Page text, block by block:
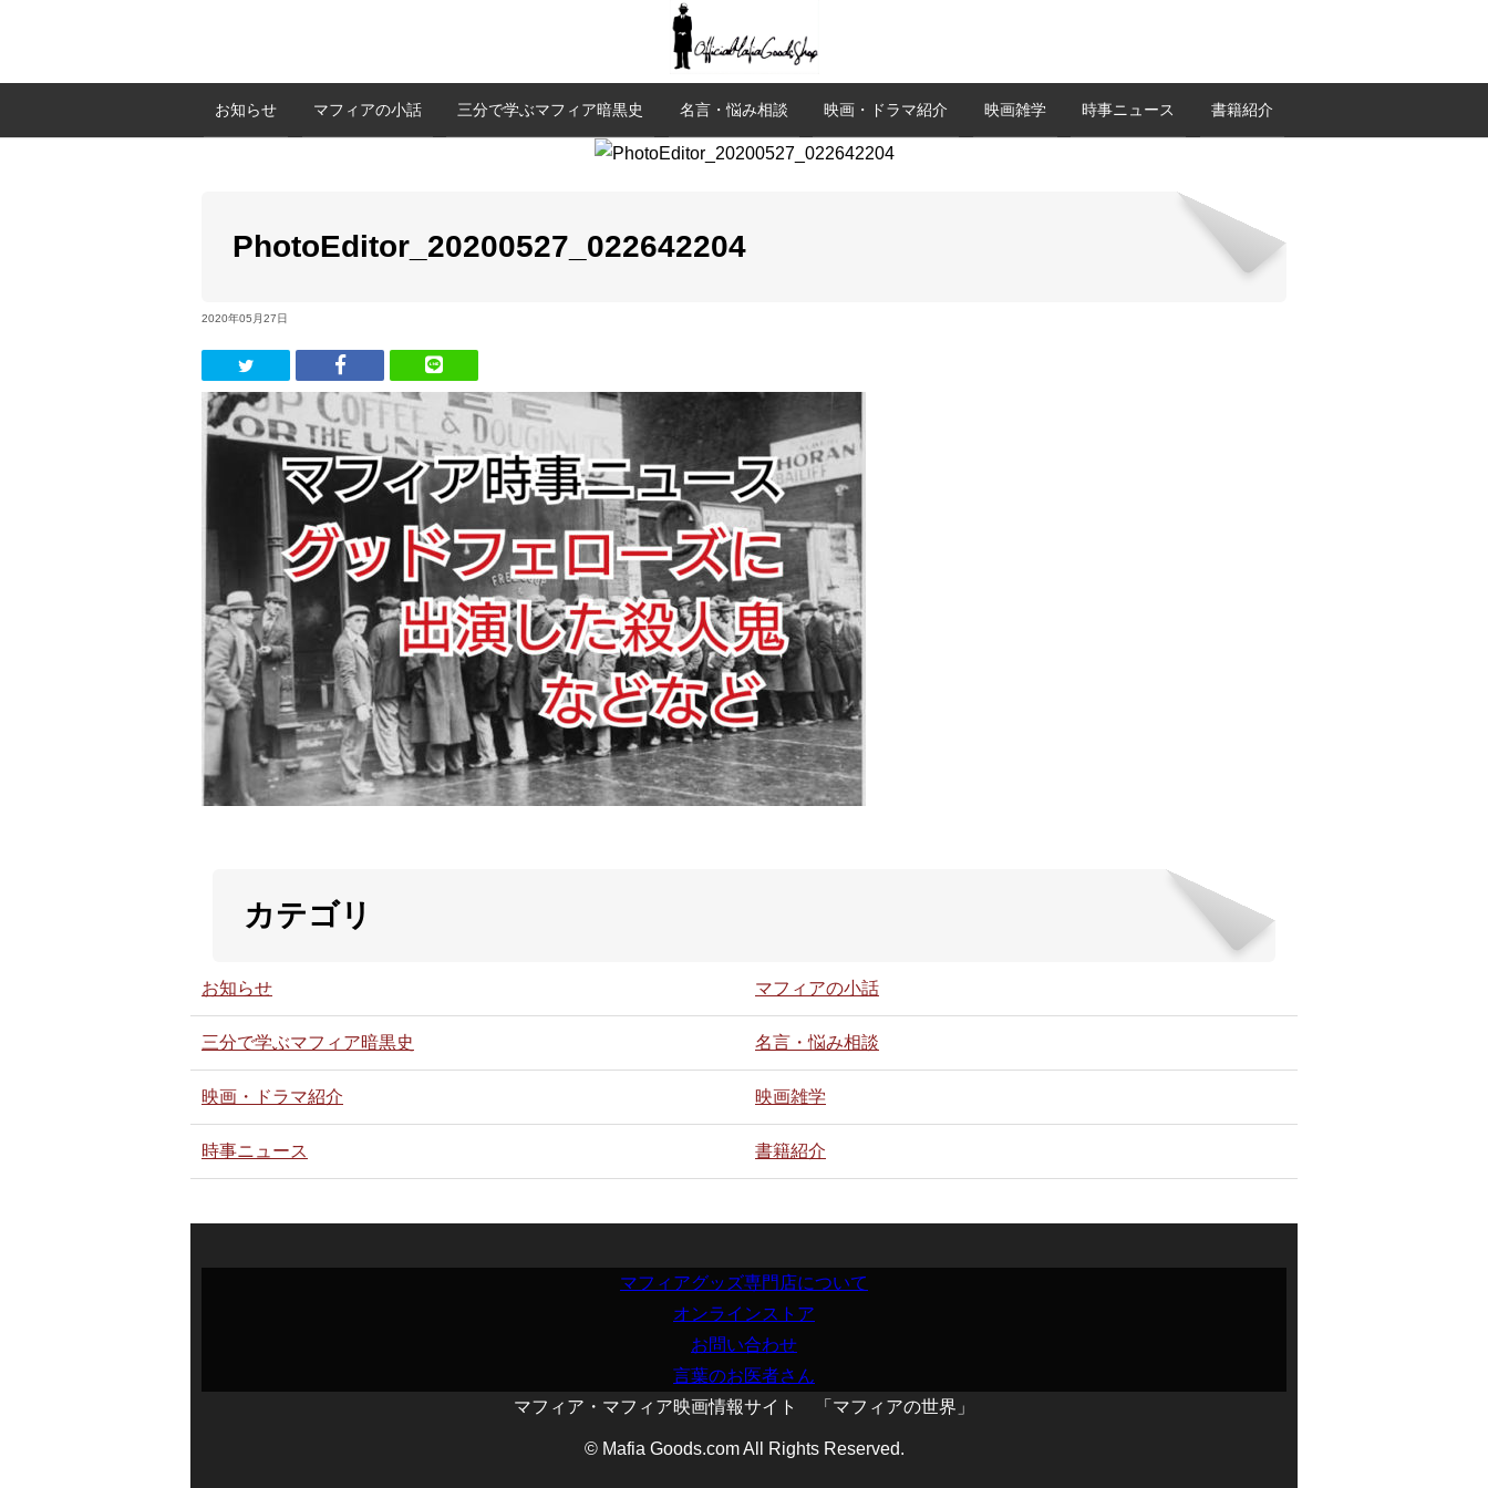
お知らせ マフィアの小話 三分で学ぶマフィア暗黒史 名言・悩み相談 映画・ドラマ紹介 映画雑学 時事ニュース 書籍紹介
PhotoEditor_20200527_022642204
2020年05月27日
カテゴリ
お知らせ マフィアの小話
三分で学ぶマフィア暗黒史 名言・悩み相談
映画・ドラマ紹介 映画雑学
時事ニュース 書籍紹介
マフィアグッズ専門店について
オンラインストア
お問い合わせ
言葉のお医者さん
マフィア・マフィア映画情報サイト 「マフィアの世界」
© Mafia Goods.com All Rights Reserved.